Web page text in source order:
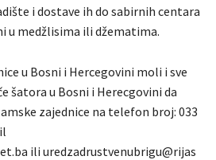
i dostave ih do sabirnih centara
u medžlisima ili džematima.
u Bosni i Hercegovini moli i sve
šatora u Bosni i Herecgovini da
zajednice na telefon broj: 033
ili uredzadrustvenubrigu@rijas